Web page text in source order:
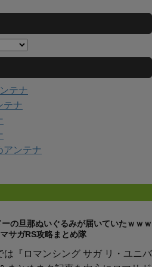
テナ
テナ
アンテナ
の旦那ぬいぐるみが届いていたｗｗｗ
サガRS攻略まとめ隊
は『ロマンシング サガ リ・ユニバ